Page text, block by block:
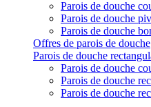
Parois de douche
Parois de douche
Parois de douche
Offres de parois de douche
Parois de douche
Parois de douche
Parois de douche
Parois de douche